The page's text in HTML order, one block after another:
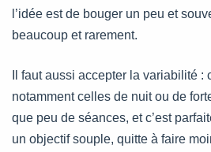
l’idée est de bouger un peu et
beaucoup et rarement.
Il faut aussi accepter la variabilité :
notamment celles de nuit ou de
que peu de séances, et c’est
un objectif souple, quitte à faire